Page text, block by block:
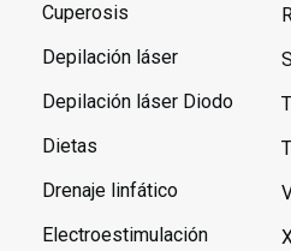
Cuperosis
Depilación láser
Depilación láser Diodo
Dietas
Drenaje linfático
Electroestimulación